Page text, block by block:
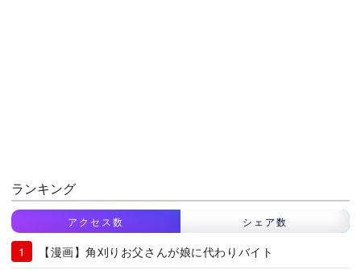
ランキング
アクセス数 シェア数
【漫画】角刈りお父さんが娘に代わりバイト